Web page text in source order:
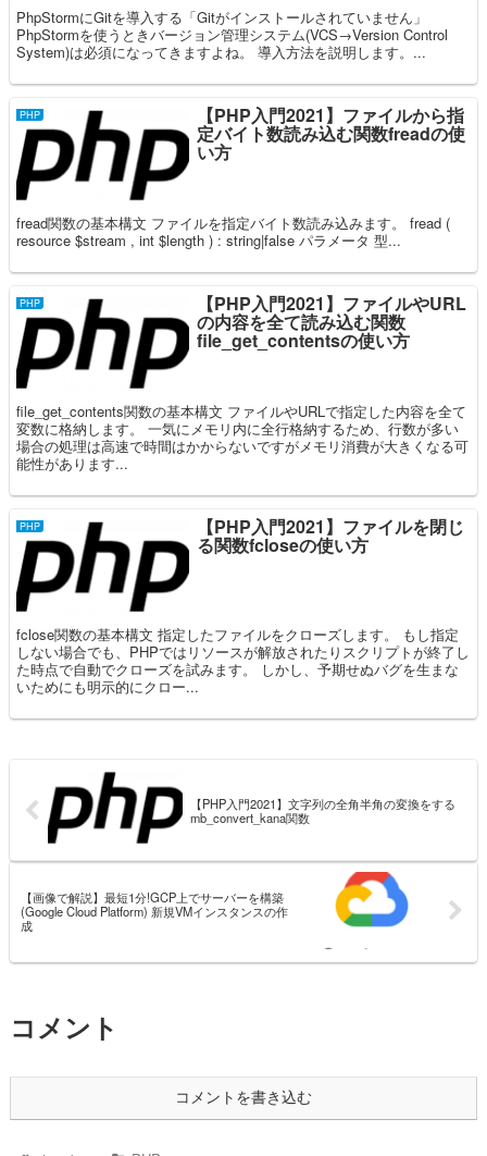
PhpStormにGitを導入する「Gitがインストールされていません」
PhpStormを使うときバージョン管理システム(VCS→Version Control
System)は必須になってきますよね。 導入方法を説明します。...
PHP 【PHP入門2021】ファイルから指
定バイト数読み込む関数freadの使
い方
fread関数の基本構文 ファイルを指定バイト数読み込みます。 fread (
resource $stream , int $length ) : string|false パラメータ 型...
PHP 【PHP入門2021】ファイルやURL
の内容を全て読み込む関数
file_get_contentsの使い方
file_get_contents関数の基本構文 ファイルやURLで指定した内容を全て
変数に格納します。 一気にメモリ内に全行格納するため、行数が多い
場合の処理は高速で時間はかからないですがメモリ消費が大きくなる可
能性があります...
PHP 【PHP入門2021】ファイルを閉じ
る関数fcloseの使い方
fclose関数の基本構文 指定したファイルをクローズします。 もし指定
しない場合でも、PHPではリソースが解放されたりスクリプトが終了し
た時点で自動でクローズを試みます。 しかし、予期せぬバグを生まな
いためにも明示的にクロー...
【PHP入門2021】文字列の全角半角の変換をする
mb_convert_kana関数
【画像で解説】最短1分!GCP上でサーバーを構築
(Google Cloud Platform) 新規VMインスタンスの作
成
コメント
コメントを書き込む